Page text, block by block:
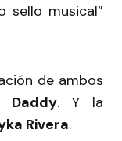
sello musical”
de ambos
Daddy. Y la
Rivera.